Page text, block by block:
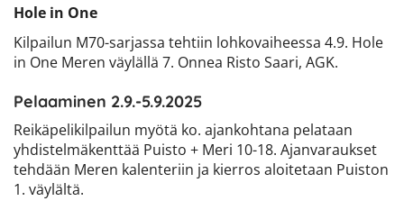
Hole in One
Kilpailun M70-sarjassa tehtiin lohkovaiheessa 4.9. Hole
in One Meren väylällä 7. Onnea Risto Saari, AGK.
Pelaaminen 2.9.-5.9.2025
Reikäpelikilpailun myötä ko. ajankohtana pelataan
yhdistelmäkenttää Puisto + Meri 10-18. Ajanvaraukset
tehdään Meren kalenteriin ja kierros aloitetaan Puiston
1. väylältä.